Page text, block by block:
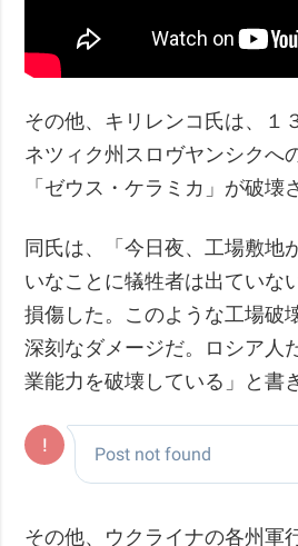
その他、キリレンコ氏は、１
ネツィク州スロヴヤンシクへ
「ゼウス・ケラミカ」が破壊
同氏は、「今日夜、工場敷地
いなことに犠牲者は出ていな
損傷した。このような工場破
深刻なダメージだ。ロシア人
業能力を破壊している」と書
その他、ウクライナの各州軍